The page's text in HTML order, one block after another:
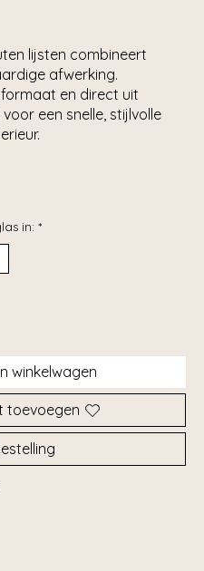
lijsten combineert
afwerking.
en direct uit
een snelle, stijlvolle
is
in: *
winkelwagen
toevoegen